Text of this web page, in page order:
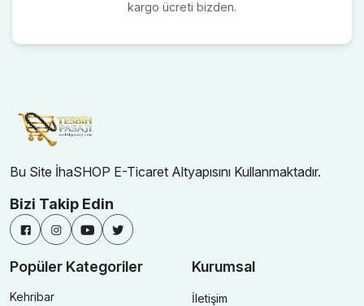
kargo ücreti bizden.
Bu Site İhaSHOP E-Ticaret Altyapısını Kullanmaktadır.
Bizi Takip Edin
Popüler Kategoriler
Kehribar
Kurumsal
İletişim